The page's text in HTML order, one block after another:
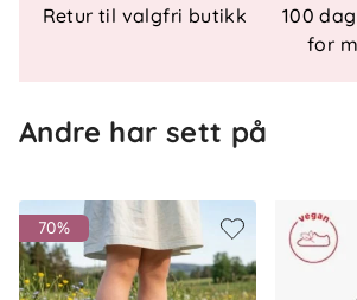
En tøffel som både er praktisk og
perfekt for små eventyr og
Retur til valgfri butikk
100
for
Andre har sett på
70%